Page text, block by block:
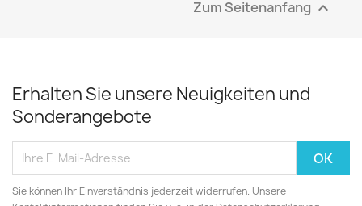
Zum Seitenanfang 
Erhalten Sie unsere Neuigkeiten und
Sonderangebote
Sie können Ihr Einverständnis jederzeit widerrufen. Unsere